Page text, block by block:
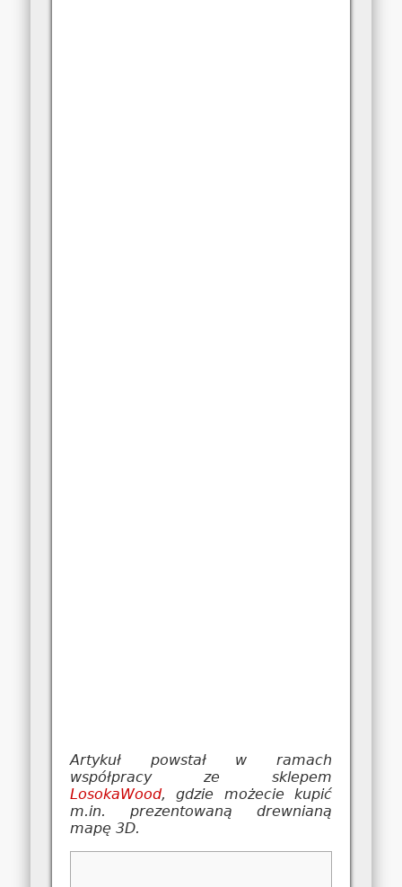
Artykuł powstał w ramach
współpracy ze sklepem
LosokaWood, gdzie możecie kupić
m.in. prezentowaną drewnianą
mapę 3D.